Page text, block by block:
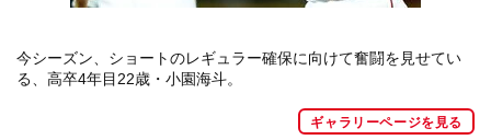
今シーズン、ショートのレギュラー確保に向けて奮闘を見せてい
る、高卒4年目22歳・小園海斗。
ギャラリーページを見る